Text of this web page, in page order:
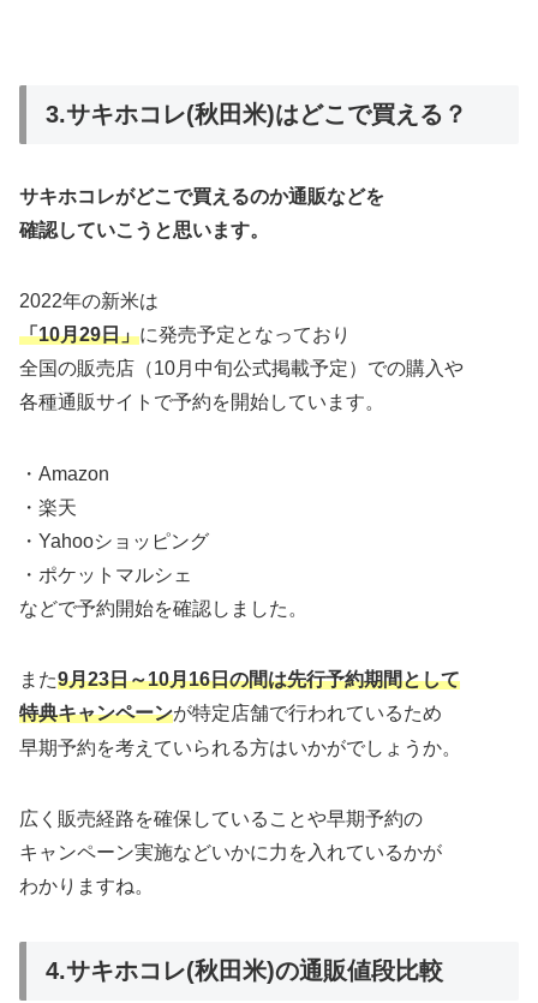
3.サキホコレ(秋田米)はどこで買える？
サキホコレがどこで買えるのか通販などを
確認していこうと思います。
2022年の新米は
「10月29日」に発売予定となっており
全国の販売店（10月中旬公式掲載予定）での購入や
各種通販サイトで予約を開始しています。
・Amazon
・楽天
・Yahooショッピング
・ポケットマルシェ
などで予約開始を確認しました。
また9月23日～10月16日の間は先行予約期間として
特典キャンペーンが特定店舗で行われているため
早期予約を考えていられる方はいかがでしょうか。
広く販売経路を確保していることや早期予約の
キャンペーン実施などいかに力を入れているかが
わかりますね。
4.サキホコレ(秋田米)の通販値段比較